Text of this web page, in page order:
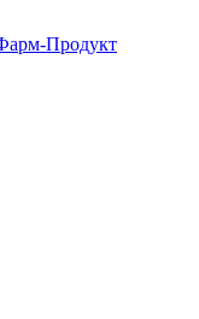
Продукт